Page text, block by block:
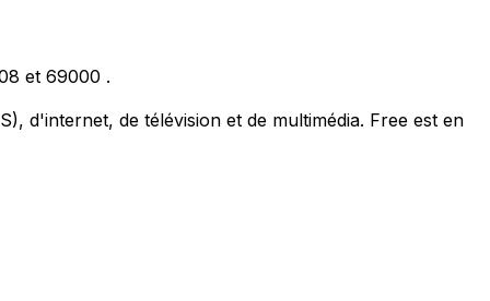
et 69000 .
d'internet, de télévision et de multimédia. Free est en